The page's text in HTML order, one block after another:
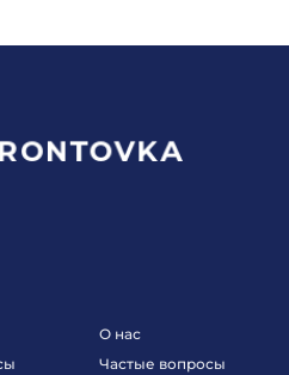
О нас
Частые вопросы